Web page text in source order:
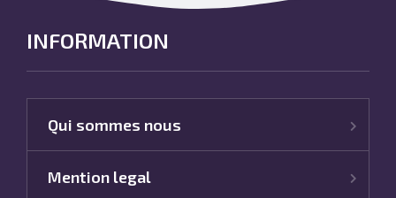
INFORMATION
Qui sommes nous
Mention legal